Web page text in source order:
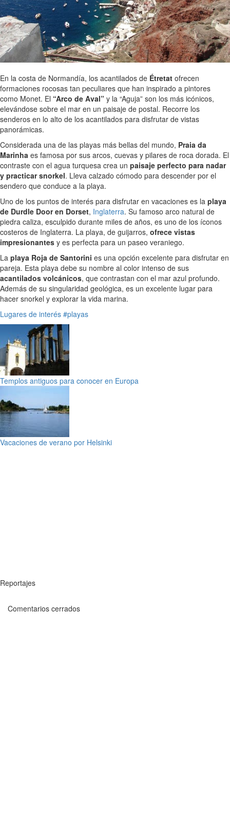
En la costa de Normandía, los acantilados de Étretat ofrecen
formaciones rocosas tan peculiares que han inspirado a pintores
como Monet. El “Arco de Aval” y la “Aguja” son los más icónicos,
elevándose sobre el mar en un paisaje de postal. Recorre los
senderos en lo alto de los acantilados para disfrutar de vistas
panorámicas.
Considerada una de las playas más bellas del mundo, Praia da
Marinha es famosa por sus arcos, cuevas y pilares de roca dorada. El
contraste con el agua turquesa crea un paisaje perfecto para nadar
y practicar snorkel. Lleva calzado cómodo para descender por el
sendero que conduce a la playa.
Uno de los puntos de interés para disfrutar en vacaciones es la playa
de Durdle Door en Dorset, Inglaterra. Su famoso arco natural de
piedra caliza, esculpido durante miles de años, es uno de los íconos
costeros de Inglaterra. La playa, de guijarros, ofrece vistas
impresionantes y es perfecta para un paseo veraniego.
La playa Roja de Santorini es una opción excelente para disfrutar en
pareja. Esta playa debe su nombre al color intenso de sus
acantilados volcánicos, que contrastan con el mar azul profundo.
Además de su singularidad geológica, es un excelente lugar para
hacer snorkel y explorar la vida marina.
Lugares de interés #playas
Templos antiguos para conocer en Europa
Vacaciones de verano por Helsinki
Reportajes
Comentarios cerrados